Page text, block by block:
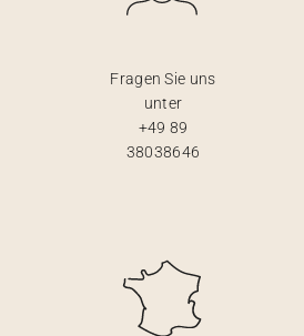
Fragen Sie uns
unter
+49 89
38038646